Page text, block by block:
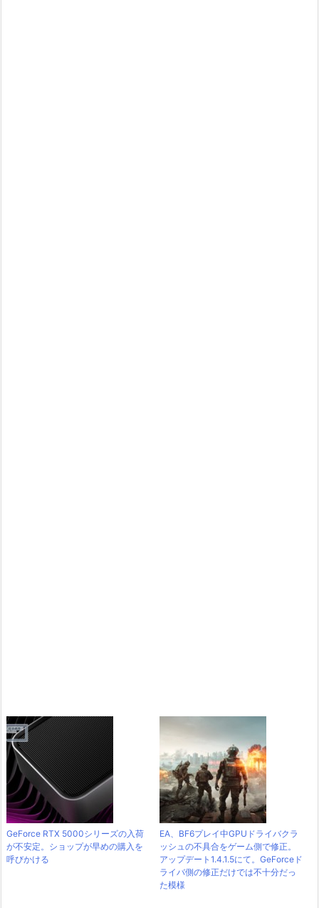
GeForce RTX 5000シリーズの入荷
が不安定。ショップが早めの購入を
呼びかける
EA、BF6プレイ中GPUドライバクラ
ッシュの不具合をゲーム側で修正。
アップデート1.4.1.5にて。GeForceド
ライバ側の修正だけでは不十分だっ
た模様